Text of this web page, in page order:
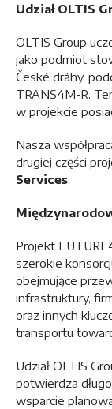
Udział OLTIS
OLTIS Group
jako podmiot
České dráhy,
TRANS4M-R.
w projekcie
Nasza
drugiej części
Services.
Projekt
szerokie
obejmujące
infrastruktury,
oraz innych
transportu
Udział OLTIS
potwierdza
wsparcie